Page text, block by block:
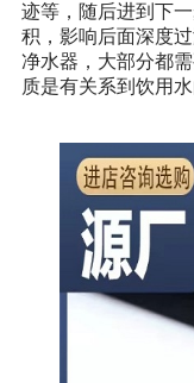
迹等，随后进到下
积，影响后面深度
净水器，大部分都
质是有关系到饮用